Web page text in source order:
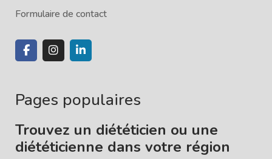
Formulaire de contact
Pages populaires
Trouvez un diététicien ou une
diététicienne dans votre région